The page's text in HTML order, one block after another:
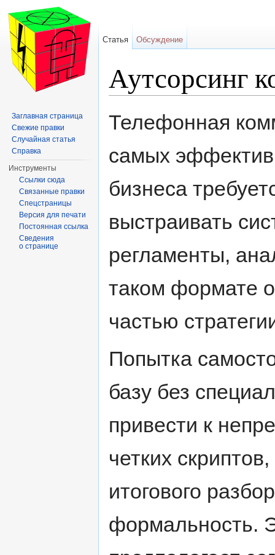
Аутсорсинг
Телефонная
самых
бизнеса
выстраивать
регламенты,
таком формате
частью
Попытка
базу без
привести к
четких
итогового
формальность.
Статья Обсуждение
Заглавная страница
Свежие правки
Случайная статья
Справка
Инструменты
Ссылки сюда
Связанные правки
Спецстраницы
Версия для печати
Постоянная ссылка
Сведения
о странице